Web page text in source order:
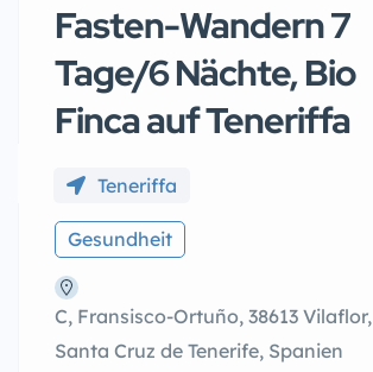
Fasten-Wandern 7
Tage/6 Nächte, Bio
Finca auf Teneriffa
Teneriffa
Gesundheit
C, Fransisco-Ortuño, 38613 Vilaflor,
Santa Cruz de Tenerife, Spanien